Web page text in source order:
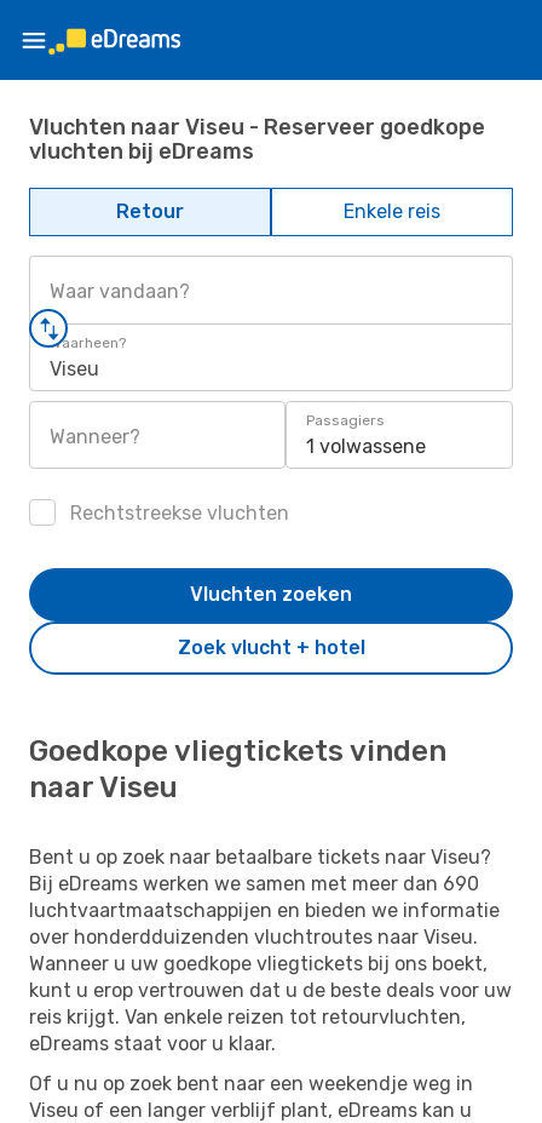
Vluchten naar Viseu - Reserveer goedkope
vluchten bij eDreams
Retour Enkele reis
Waar vandaan?
Waarheen?
Viseu
Wanneer?
Passagiers
1 volwassene
Rechtstreekse vluchten
Zoek vlucht + hotel
Vluchten zoeken
Goedkope vliegtickets vinden
naar Viseu
Bent u op zoek naar betaalbare tickets naar Viseu?
Bij eDreams werken we samen met meer dan 690
luchtvaartmaatschappijen en bieden we informatie
over honderdduizenden vluchtroutes naar Viseu.
Wanneer u uw goedkope vliegtickets bij ons boekt,
kunt u erop vertrouwen dat u de beste deals voor uw
reis krijgt. Van enkele reizen tot retourvluchten,
eDreams staat voor u klaar.
Of u nu op zoek bent naar een weekendje weg in
Viseu of een langer verblijf plant, eDreams kan u